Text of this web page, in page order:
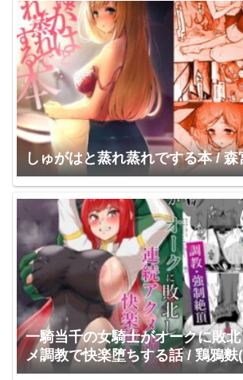
しゅがはと蒸れ蒸れでする本 / 森
一騎当千の女騎士がオークに敗
メ調教で快楽堕ちする話 / 鶏鴉麩
ーぷ)